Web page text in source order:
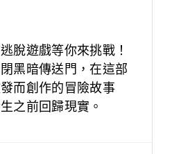
脫遊戲等你來挑戰！
黑暗傳送門，在這部
而創作的冒險故事
之前回歸現實。